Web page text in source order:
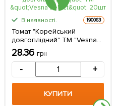
В наявності. 190063
Томат "Корейський
довгоплідний" ТМ "Vesna
Select" 20шт
28.36 грн
- +
КУПИТИ